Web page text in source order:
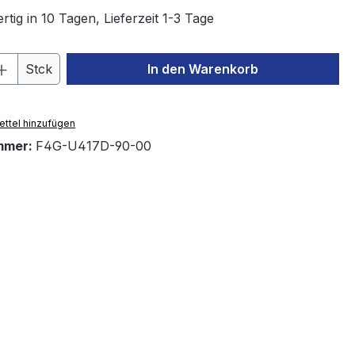
in 10 Tagen, Lieferzeit 1-3 Tage
Anzahl: Gib den gewünschten Wert
Stck In den Warenkorb
hinzufügen
F4G-U417D-90-00